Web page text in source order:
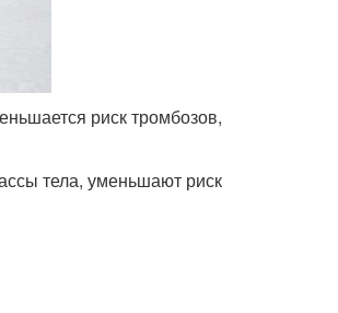
риск тромбозов,
тела, уменьшают риск